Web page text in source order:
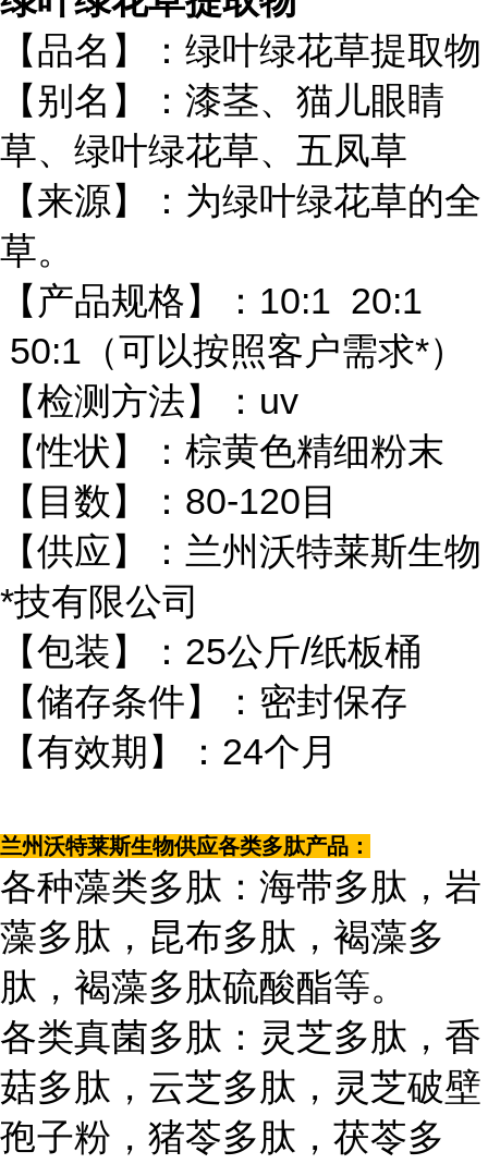
【品名】：绿叶绿花草提取物
【别名】：漆茎、猫儿眼睛
草、绿叶绿花草、五凤草
【来源】：为绿叶绿花草的全
草。
【产品规格】：10:1 20:1
50:1（可以按照客户需求*）
【检测方法】：uv
【性状】：棕黄色精细粉末
【目数】：80-120目
【供应】：兰州沃特莱斯生物
*技有限公司
【包装】：25公斤/纸板桶
【储存条件】：密封保存
【有效期】：24个月
兰州沃特莱斯生物供应各类多肽产品：
各种藻类多肽：海带多肽，岩
藻多肽，昆布多肽，褐藻多
肽，褐藻多肽硫酸酯等。
各类真菌多肽：灵芝多肽，香
菇多肽，云芝多肽，灵芝破壁
孢子粉，猪苓多肽，茯苓多